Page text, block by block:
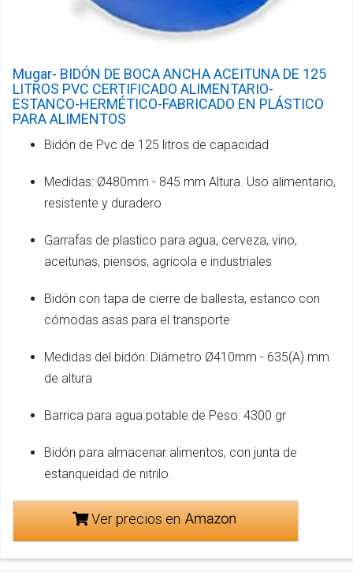
Mugar- BIDÓN DE BOCA ANCHA ACEITUNA DE 125
LITROS PVC CERTIFICADO ALIMENTARIO-
ESTANCO-HERMÉTICO-FABRICADO EN PLÁSTICO
PARA ALIMENTOS
Bidón de Pvc de 125 litros de capacidad
Medidas: Ø480mm - 845 mm Altura. Uso alimentario,
resistente y duradero
Garrafas de plastico para agua, cerveza, vino,
aceitunas, piensos, agricola e industriales
Bidón con tapa de cierre de ballesta, estanco con
cómodas asas para el transporte
Medidas del bidón: Diámetro Ø410mm - 635(A) mm
de altura
Barrica para agua potable de Peso: 4300 gr
Bidón para almacenar alimentos, con junta de
estanqueidad de nitrilo.
Ver precios en